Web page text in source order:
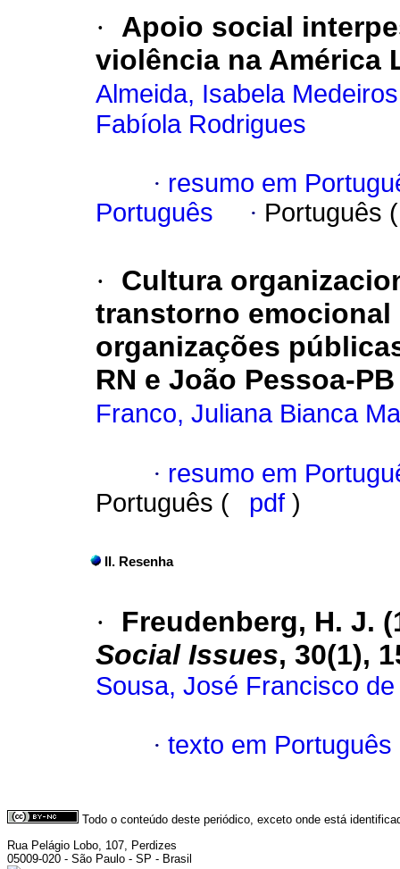
·
Apoio social
violência na América
Almeida, Isabela
Fabíola Rodrigues
· resumo em
Português
· Português
·
Cultura
transtorno emocional
organizações
RN e João Pessoa-PB
Franco, Juliana Bianca
· resumo em
Português (
pdf )
II. Resenha
·
Freudenberg, H. J.
Social Issues, 30(1),
Sousa, José Francisco de
· texto em Português
Todo o conteúdo deste periódico, exceto onde está
Rua Pelágio Lobo, 107, Perdizes
05009-020 - São Paulo - SP - Brasil